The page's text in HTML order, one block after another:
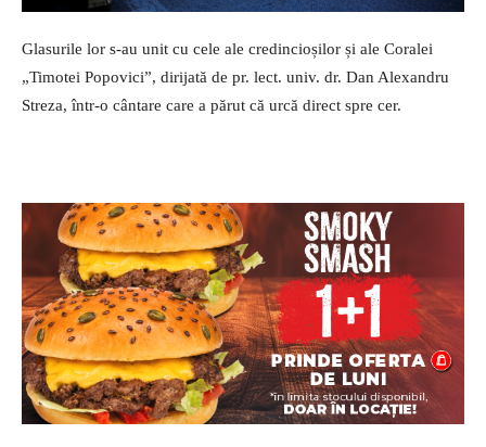
Glasurile lor s-au unit cu cele ale credincioșilor și ale Coralei
„Timotei Popovici”, dirijată de pr. lect. univ. dr. Dan Alexandru
Streza, într-o cântare care a părut că urcă direct spre cer.